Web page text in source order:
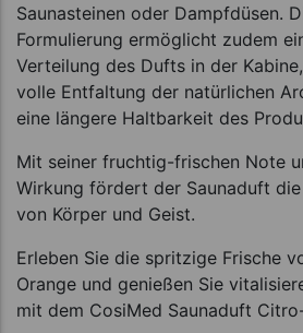
Saunasteinen oder Dampfdüsen.
Formulierung ermöglicht zudem
Verteilung des Dufts in der
volle Entfaltung der natürlichen
eine längere Haltbarkeit des
Mit seiner fruchtig-frischen Note
Wirkung fördert der Saunaduft
von Körper und Geist.
Erleben Sie die spritzige Frische
Orange und genießen Sie
mit dem CosiMed Saunaduft